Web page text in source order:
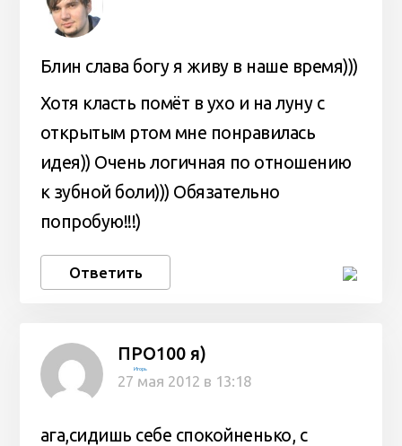
Блин слава богу я живу в наше время)))
Хотя класть помёт в ухо и на луну с
открытым ртом мне понравилась
идея)) Очень логичная по отношению
к зубной боли))) Обязательно
попробую!!!)
Ответить
ПРО100 я)
Игорь
27 мая 2012 в 13:18
ага,сидишь себе спокойненько, с